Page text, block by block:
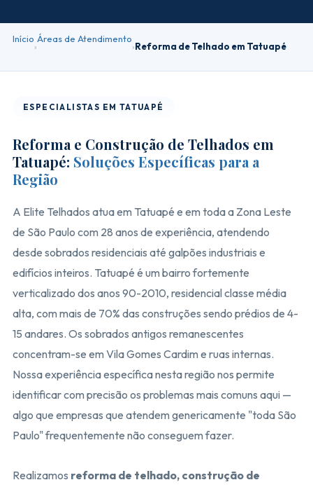
Início
›
Áreas de Atendimento
›Reforma de Telhado em Tatuapé
ESPECIALISTAS EM TATUAPÉ
Reforma e Construção de Telhados em
Tatuapé: Soluções Específicas para a
Região
A Elite Telhados atua em Tatuapé e em toda a Zona Leste
de São Paulo com 28 anos de experiência, atendendo
desde sobrados residenciais até galpões industriais e
edifícios inteiros. Tatuapé é um bairro fortemente
verticalizado dos anos 90-2010, residencial classe média
alta, com mais de 70% das construções sendo prédios de 4-
15 andares. Os sobrados antigos remanescentes
concentram-se em Vila Gomes Cardim e ruas internas.
Nossa experiência específica nesta região nos permite
identificar com precisão os problemas mais comuns aqui —
algo que empresas que atendem genericamente "toda São
Paulo" frequentemente não conseguem fazer.
Realizamos reforma de telhado, construção de